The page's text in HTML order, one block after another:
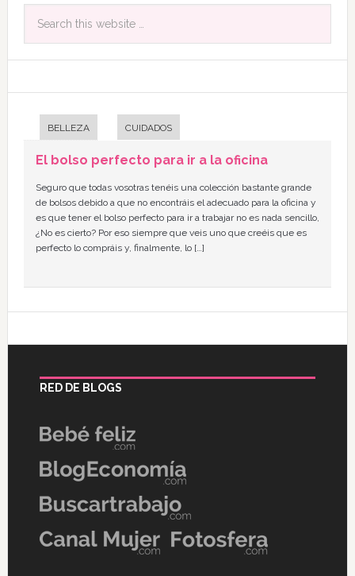
BELLEZA CUIDADOS
El bolso perfecto para ir a la oficina
Seguro que todas vosotras tenéis una colección bastante grande
de bolsos debido a que no encontráis el adecuado para la oficina y
es que tener el bolso perfecto para ir a trabajar no es nada sencillo,
¿No es cierto? Por eso siempre que veis uno que creéis que es
perfecto lo compráis y, finalmente, lo […]
RED DE BLOGS